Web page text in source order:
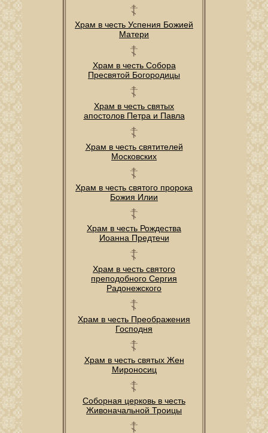
Храм в честь Успения Божией
Матери
Храм в честь Собора
Пресвятой Богородицы
Храм в честь святых
апостолов Петра и Павла
Храм в честь святителей
Московских
Храм в честь святого пророка
Божия Илии
Храм в честь Рождества
Иоанна Предтечи
Храм в честь святого
преподобного Сергия
Радонежского
Храм в честь Преображения
Господня
Храм в честь святых Жен
Мироносиц
Соборная церковь в честь
Живоначальной Троицы